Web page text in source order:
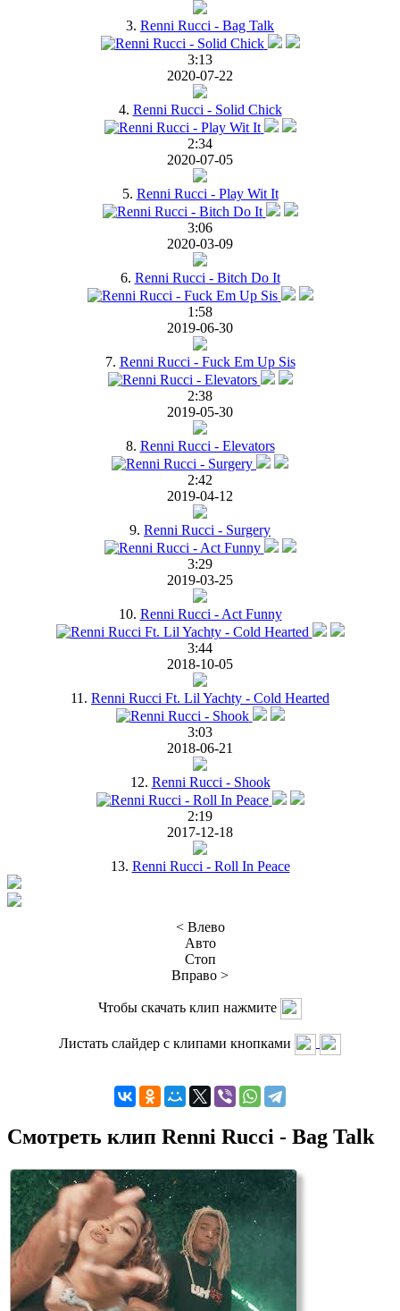
3. Renni Rucci - Bag Talk
3:13
2020-07-22
4. Renni Rucci - Solid Chick
2:34
2020-07-05
5. Renni Rucci - Play Wit It
3:06
2020-03-09
6. Renni Rucci - Bitch Do It
1:58
2019-06-30
7. Renni Rucci - Fuck Em Up Sis
2:38
2019-05-30
8. Renni Rucci - Elevators
2:42
2019-04-12
9. Renni Rucci - Surgery
3:29
2019-03-25
10. Renni Rucci - Act Funny
3:44
2018-10-05
11. Renni Rucci Ft. Lil Yachty - Cold Hearted
3:03
2018-06-21
12. Renni Rucci - Shook
2:19
2017-12-18
13. Renni Rucci - Roll In Peace
< Влево
Авто
Стоп
Вправо >
Чтобы скачать клип нажмите
Листать слайдер с клипами кнопками
Смотреть клип Renni Rucci - Bag Talk